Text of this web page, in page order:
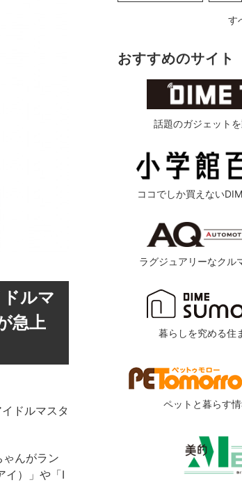
ルマ
急上
ドルマスタ
んがラン
イ）」や「I
す
おすすめのサイト
話題のガジェット
ココでしか買えない
ラグジュアリーなクル
暮らしを究める住
ペットと暮らす